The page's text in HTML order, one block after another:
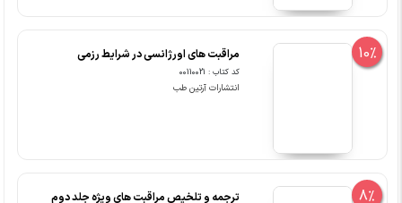
10% مراقبت های اورژانسی در شرایط رزمی
کد کتاب : 00110021
انتشارات آرتین طب
8%
ترجمه و تلخیص مراقبت های ویژه جلد دوم